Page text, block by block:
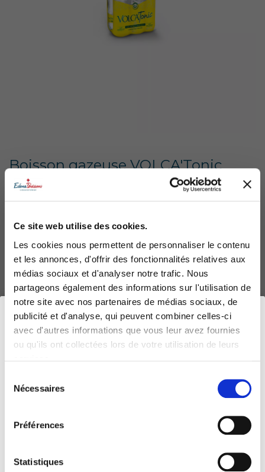
Ce site web utilise des cookies.
Les cookies nous permettent de personnaliser le contenu
et les annonces, d'offrir des fonctionnalités relatives aux
médias sociaux et d'analyser notre trafic. Nous
partageons également des informations sur l'utilisation de
notre site avec nos partenaires de médias sociaux, de
publicité et d'analyse, qui peuvent combiner celles-ci
avec d'autres informations que vous leur avez fournies
ou qu'ils ont collectées lors de votre utilisation de leurs
Nécessaires
Préférences
Statistiques
Boisson gazeuse VOLCA'Tonic
Vibrez l'instant avec VOLCA'Tonic !
Cette boisson gazeuse aux arômes naturels, contenant de
la quinine sera parfaite à consommer seule pour vous
rafraîchir mais également pour accompagner vos cocktails.
Boisson gazeuse sans conservateur et sans édulcorant.
Promotion en cours sur produits à DLUO courte
Quantité 6 bouteilles de 1,25 L
Soit
Pour visiter le site internet d'Edena Boissons,
l’alcool dans votre pays/région. S’il n’y a pas d’âge légal
de consommation, vous devez avoir plus de 21ans.